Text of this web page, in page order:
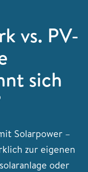
vs. PV-
sich
Solarpower –
zur eigenen
oder